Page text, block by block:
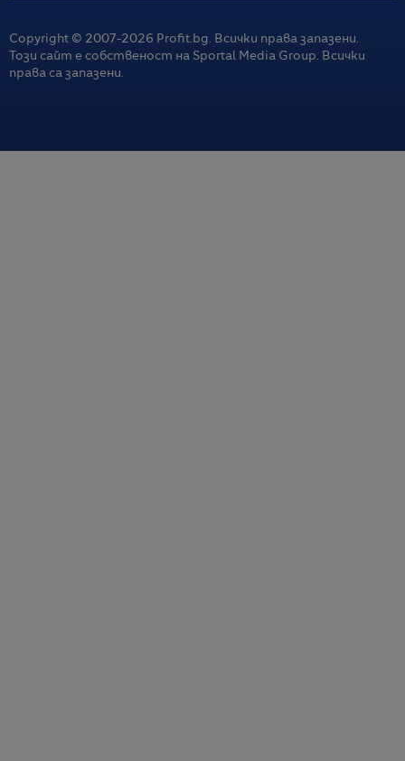
Copyright © 2007-2026 Profit.bg. Всички права запазени.
Този сайт е собственост на Sportal Media Group. Всички
права са запазени.